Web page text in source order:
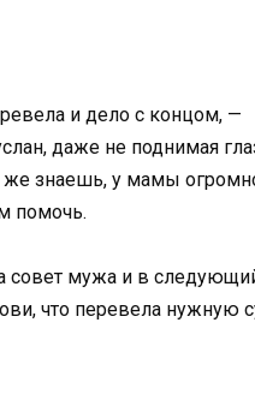
и дело с концом, —
даже не поднимая
знаешь, у мамы
помочь.
совет мужа и в
что перевела нужную